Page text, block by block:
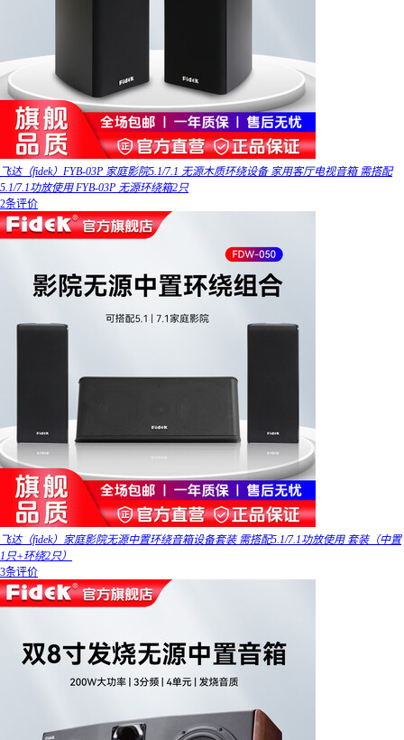
飞达（fidek）FYB-03P 家庭影院5.1/7.1 无源木质环绕设备 家用客厅电视音箱 需搭配
5.1/7.1功放使用 FYB-03P 无源环绕箱2只
2条评价
飞达（fidek）家庭影院无源中置环绕音箱设备套装 需搭配5.1/7.1功放使用 套装（中置
1只+环绕2只）
3条评价